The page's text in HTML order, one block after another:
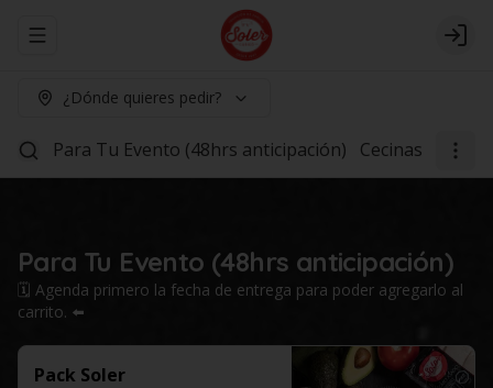
Abrir menu de navegación Login
¿Dónde quieres pedir?
Para Tu Evento (48hrs anticipación) Cecinas
Para Tu Evento (48hrs anticipación)
🗓️ Agenda primero la fecha de entrega para poder agregarlo al
carrito. ⬅️
Pack Soler